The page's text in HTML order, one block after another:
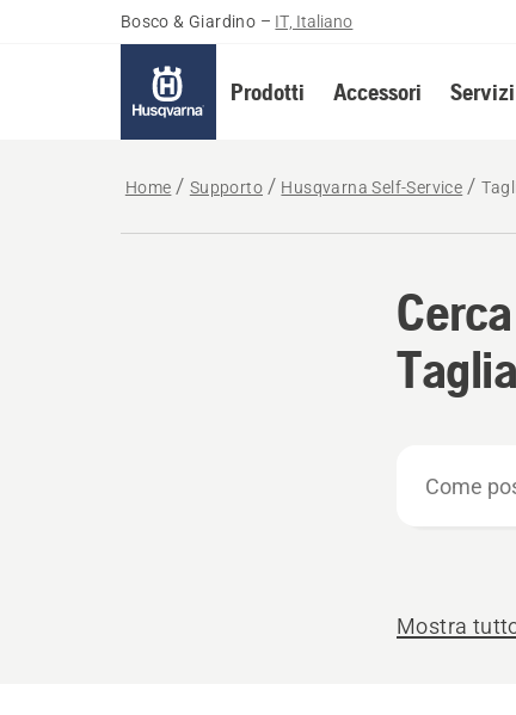
Bosco & Giardino – IT, Italiano
Prodotti Accessori Servizi
Home Supporto Husqvarna Self-Service
possiamo
Mostra